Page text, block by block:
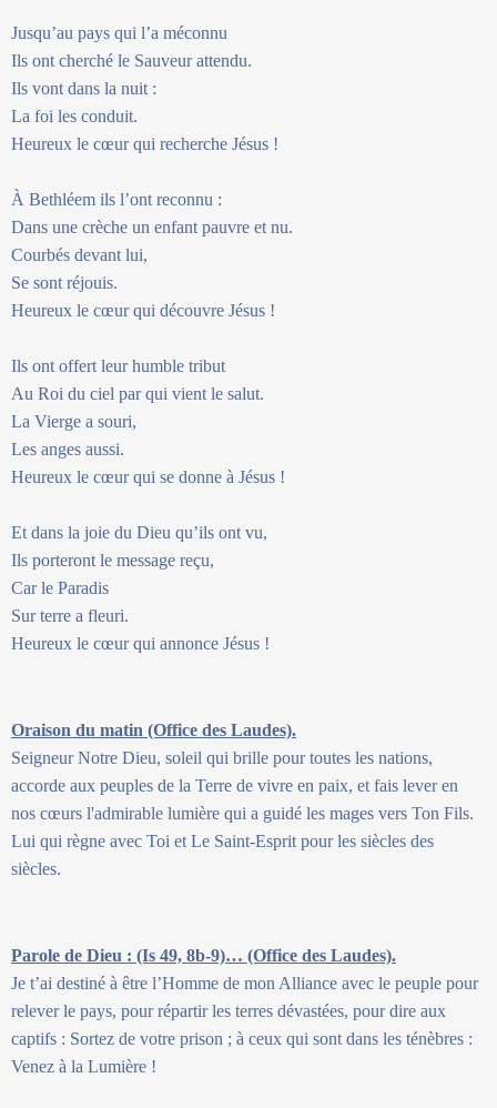
Jusqu’au pays qui l’a méconnu
Ils ont cherché le Sauveur attendu.
Ils vont dans la nuit :
La foi les conduit.
Heureux le cœur qui recherche Jésus !
À Bethléem ils l’ont reconnu :
Dans une crèche un enfant pauvre et nu.
Courbés devant lui,
Se sont réjouis.
Heureux le cœur qui découvre Jésus !
Ils ont offert leur humble tribut
Au Roi du ciel par qui vient le salut.
La Vierge a souri,
Les anges aussi.
Heureux le cœur qui se donne à Jésus !
Et dans la joie du Dieu qu’ils ont vu,
Ils porteront le message reçu,
Car le Paradis
Sur terre a fleuri.
Heureux le cœur qui annonce Jésus !
Oraison du matin (Office des Laudes).
Seigneur Notre Dieu, soleil qui brille pour toutes les nations,
accorde aux peuples de la Terre de vivre en paix, et fais lever en
nos cœurs l'admirable lumière qui a guidé les mages vers Ton Fils.
Lui qui règne avec Toi et Le Saint-Esprit pour les siècles des
siècles.
Parole de Dieu : (Is 49, 8b-9)… (Office des Laudes).
Je t’ai destiné à être l’Homme de mon Alliance avec le peuple pour
relever le pays, pour répartir les terres dévastées, pour dire aux
captifs : Sortez de votre prison ; à ceux qui sont dans les ténèbres :
Venez à la Lumière !